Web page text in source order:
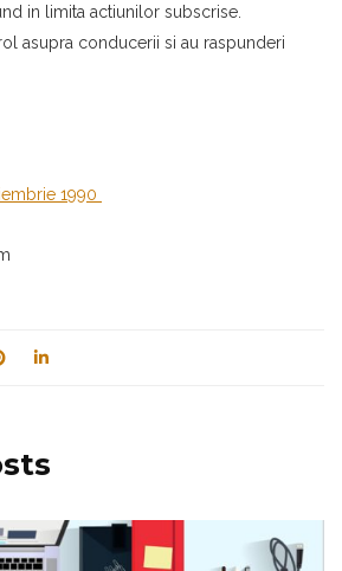
in limita actiunilor subscrise.
asupra conducerii si au raspunderi
1990